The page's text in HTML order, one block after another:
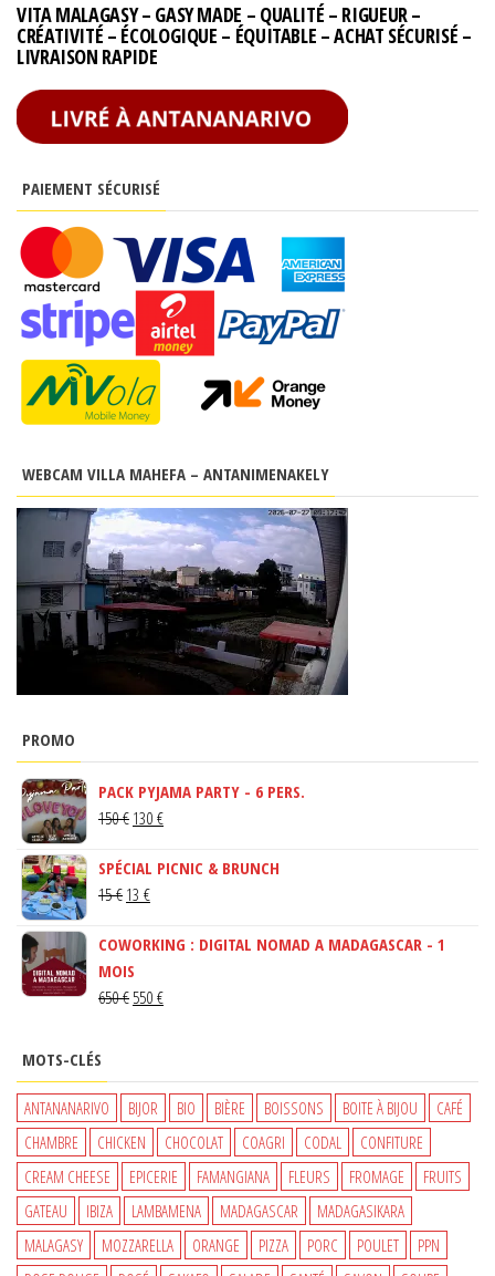
VITA MALAGASY – GASY MADE – QUALITÉ – RIGUEUR –
CRÉATIVITÉ – ÉCOLOGIQUE – ÉQUITABLE – ACHAT SÉCURISÉ –
LIVRAISON RAPIDE
PAIEMENT SÉCURISÉ
WEBCAM VILLA MAHEFA – ANTANIMENAKELY
PROMO
PACK PYJAMA PARTY - 6 PERS.
150€ LE
INITIAL
ÉTAIT :
130 €LE
ACTUEL
SPÉCIAL PICNIC & BRUNCH
15€ LE
INITIAL
ÉTAIT :
15 €.
13 €LE
ACTUEL
13 €.
COWORKING : DIGITAL NOMAD A MADAGASCAR - 1
MOIS
650€ LE
650 €.
550 €LE
550 €.
MOTS-CLÉS
ANTANANARIVO BIJOR BIO BIÈRE BOISSONS BOITE À BIJOU
CAFÉ
CHAMBRE
CHICKEN CHOCOLAT COAGRI CODAL
CONFITURE
CREAM CHEESE
EPICERIE FAMANGIANA FLEURS FROMAGE
FRUITS
GATEAU
IBIZA LAMBAMENA MADAGASCAR
MADAGASIKARA
MALAGASY
MOZZARELLA ORANGE PIZZA PORC POULET
PPN